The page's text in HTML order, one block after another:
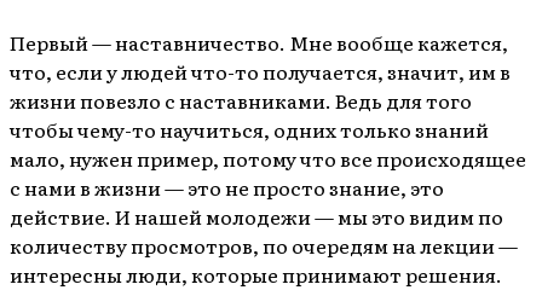
Первый — наставничество. Мне вообще кажется,
что, если у людей что-то получается, значит, им в
жизни повезло с наставниками. Ведь для того
чтобы чему-то научиться, одних только знаний
мало, нужен пример, потому что все происходящее
с нами в жизни — это не просто знание, это
действие. И нашей молодежи — мы это видим по
количеству просмотров, по очередям на лекции —
интересны люди, которые принимают решения.